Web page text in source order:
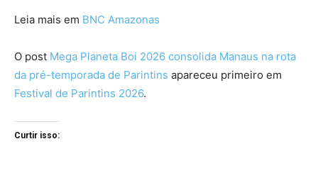
Leia mais em BNC Amazonas
O post Mega Planeta Boi 2026 consolida Manaus na rota
da pré-temporada de Parintins apareceu primeiro em
Festival de Parintins 2026.
Curtir isso: